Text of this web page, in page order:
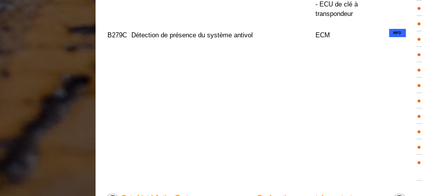
- ECU de clé à
transpondeur
B279C Détection de présence du système antivol ECM